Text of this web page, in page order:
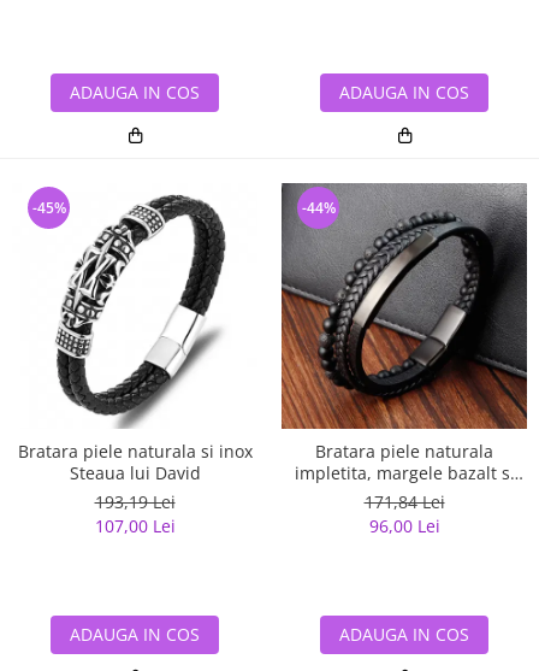
ADAUGA IN COS ADAUGA IN COS
Bratara piele naturala si inox
Steaua lui David
193,19 Lei
107,00 Lei
-45%
ADAUGA IN COS
Bratara piele naturala
impletita, margele bazalt si
elemente din inox
171,84 Lei
96,00 Lei
-44%
ADAUGA IN COS